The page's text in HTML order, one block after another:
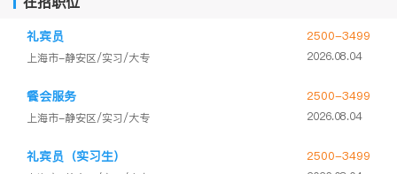
礼宾员
上海市-静安区/实习/大专
2500-3499
2026.08.04
餐会服务
上海市-静安区/实习/大专
2500-3499
2026.08.04
礼宾员（实习生） 2500-3499